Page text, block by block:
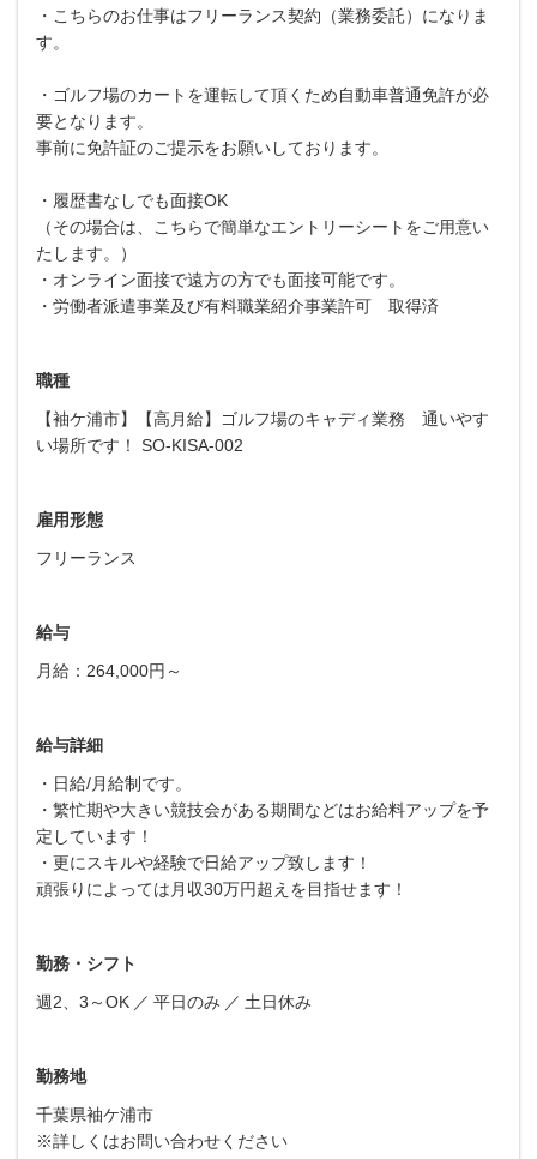
・こちらのお仕事はフリーランス契約（業務委託）になりま
す。
・ゴルフ場のカートを運転して頂くため自動車普通免許が必
要となります。
事前に免許証のご提示をお願いしております。
・履歴書なしでも面接OK
（その場合は、こちらで簡単なエントリーシートをご用意い
たします。）
・オンライン面接で遠方の方でも面接可能です。
・労働者派遣事業及び有料職業紹介事業許可 取得済
職種
【袖ケ浦市】【高月給】ゴルフ場のキャディ業務 通いやす
い場所です！ SO-KISA-002
雇用形態
フリーランス
給与
月給：264,000円～
給与詳細
・日給/月給制です。
・繁忙期や大きい競技会がある期間などはお給料アップを予
定しています！
・更にスキルや経験で日給アップ致します！
頑張りによっては月収30万円超えを目指せます！
勤務・シフト
週2、3～OK
平日のみ 土日休み
勤務地
千葉県袖ケ浦市
※詳しくはお問い合わせください